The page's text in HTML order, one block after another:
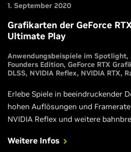
1. September 2020
Grafikarten der GeForce
Ultimate Play
Anwendungsbeispiele im Spotlight
Founders Edition GeForce RTX
DLSS NVIDIA Reflex NVIDIA RTX
Erlebe Spiele in beeindruckender
hohen Auflösungen und
NVIDIA Reflex und weitere
deines Erlebnisses in Fortnite, Call
Weitere Infos